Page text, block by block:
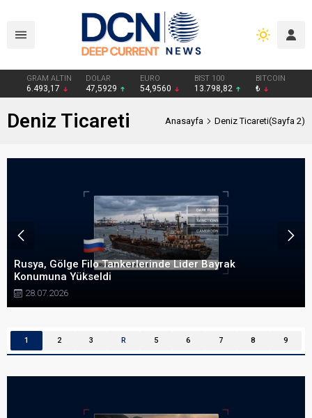
GRAM ALTIN
6.493,17
DOLAR
47,5929
EURO
54,9560
BIST 100
13.798,82
BITCOIN
₺
Deniz Ticareti Anasayfa Deniz Ticareti(Sayfa 2)
Rusya, Gölge Filo Tankerlerinde Lider Bayrak
Konumuna Yükseldi
28.07.2026
1 2 3 R 5 6 7 8 9